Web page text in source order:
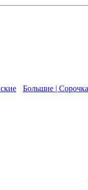
Большие |